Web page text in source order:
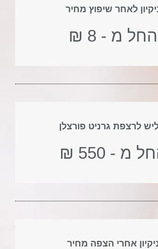
לאחר שיפוץ מחיר
החל מ - 8 ₪
לרצפת גרניט פורצלן
מ - 550 ₪
אחרי הצפה מחיר